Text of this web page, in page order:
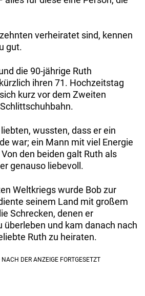
verheiratet sind, kennen
gut.
die 90-jährige Ruth
ihren 71. Hochzeitstag
kurz vor dem Zweiten
wussten, dass er ein
war; ein Mann mit viel Energie
den beiden galt Ruth als
genauso liebevoll.
Weltkriegs wurde Bob zur
seinem Land mit großem
Schrecken, denen er
überleben und kam danach nach
Ruth zu heiraten.